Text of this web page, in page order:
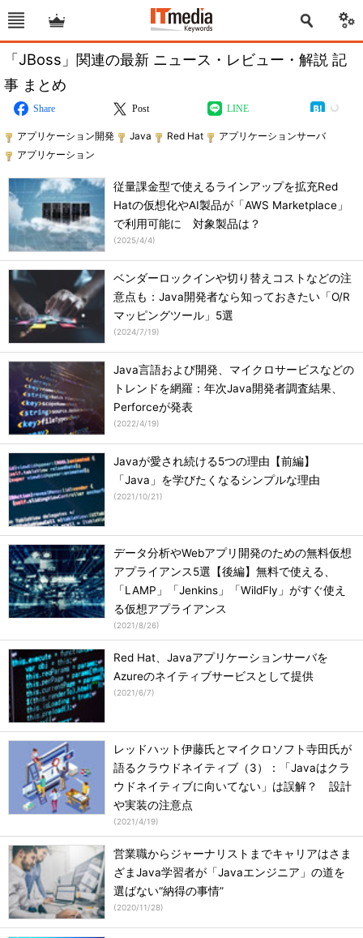
「JBoss」関連の最新 ニュース・レビュー・解説 記
事 まとめ
Share Post LINE
アプリケーション開発 Java Red Hat
アプリケーションサーバ
アプリケーション
従量課金型で使えるラインアップを拡充Red
Hatの仮想化やAI製品が「AWS Marketplace」
で利用可能に 対象製品は？
(2025/4/4)
ベンダーロックインや切り替えコストなどの注
意点も：Java開発者なら知っておきたい「O/R
マッピングツール」5選
(2024/7/19)
Java言語および開発、マイクロサービスなどの
トレンドを網羅：年次Java開発者調査結果、
Perforceが発表
(2022/4/19)
Javaが愛され続ける5つの理由【前編】
「Java」を学びたくなるシンプルな理由
(2021/10/21)
データ分析やWebアプリ開発のための無料仮想
アプライアンス5選【後編】無料で使える、
「LAMP」「Jenkins」「WildFly」がすぐ使え
る仮想アプライアンス
(2021/8/26)
Red Hat、Javaアプリケーションサーバを
Azureのネイティブサービスとして提供
(2021/6/7)
レッドハット伊藤氏とマイクロソフト寺田氏が
語るクラウドネイティブ（3）：「Javaはクラ
ウドネイティブに向いてない」は誤解？ 設計
や実装の注意点
(2021/4/19)
営業職からジャーナリストまでキャリアはさま
ざまJava学習者が「Javaエンジニア」の道を
選ばない“納得の事情”
(2020/11/28)